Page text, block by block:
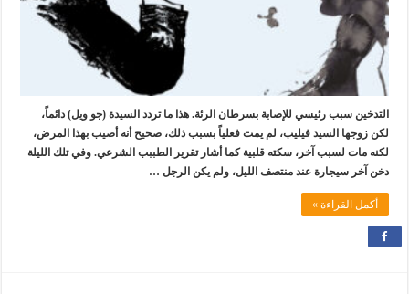
التدخين سبب رئيسي للإصابة بسرطان الرئة. هذا ما تردد السيدة (جو ويل) دائماً،
لكن زوجها السيد فيليب، لم يمت فعلياً بسبب ذلك، صحيح أنه أصيب بهذا المرض،
لكنه مات لسبب آخر، سكته قلبية كما أشار تقرير الطببب الشرعي. وفي تلك الليلة
دخن آخر سيجارة عند منتصف الليل، ولم يكن الرجل …
أكمل القراءة »